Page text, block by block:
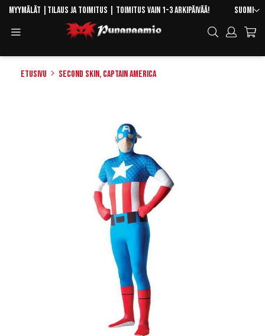
Skip
Content
Kieli
Suomi
Myymälät Tilaus ja toimitus | Toimitus vain 1-3 arkipäivää!
Hae
Etusivu Second Skin, Captain America